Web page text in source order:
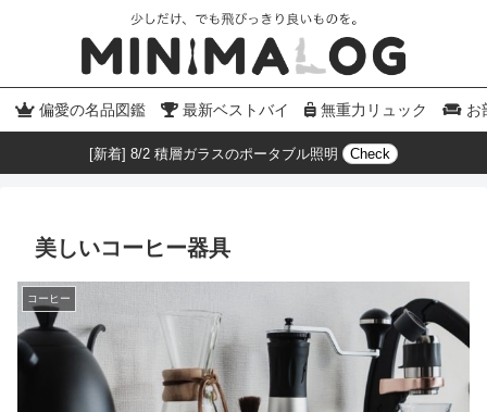
偏愛の名品図鑑 最新ベストバイ 無重力リュック お
[新着] 8/2 積層ガラスのポータブル照明 Check
美しいコーヒー器具
コーヒー